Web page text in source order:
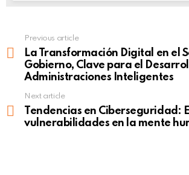
more
Previous article
La Transformación Digital en el
Gobierno, Clave para el
Administraciones Inteligentes
Next article
Tendencias en Ciberseguridad:
vulnerabilidades en la mente